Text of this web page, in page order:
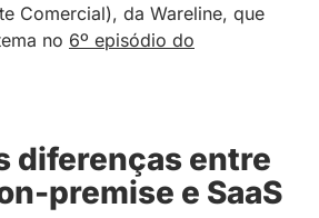
Comercial), da Wareline, que
no 6º episódio do
diferenças entre
premise e SaaS